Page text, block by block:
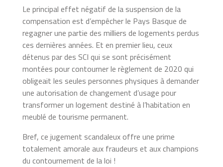
Le principal effet négatif de la suspension de la
compensation est d’empêcher le Pays Basque de
regagner une partie des milliers de logements perdus
ces dernières années. Et en premier lieu, ceux
détenus par des SCI qui se sont précisément
montées pour contourner le règlement de 2020 qui
obligeait les seules personnes physiques à demander
une autorisation de changement d’usage pour
transformer un logement destiné à l’habitation en
meublé de tourisme permanent.
Bref, ce jugement scandaleux offre une prime
totalement amorale aux fraudeurs et aux champions
du contournement de la loi !